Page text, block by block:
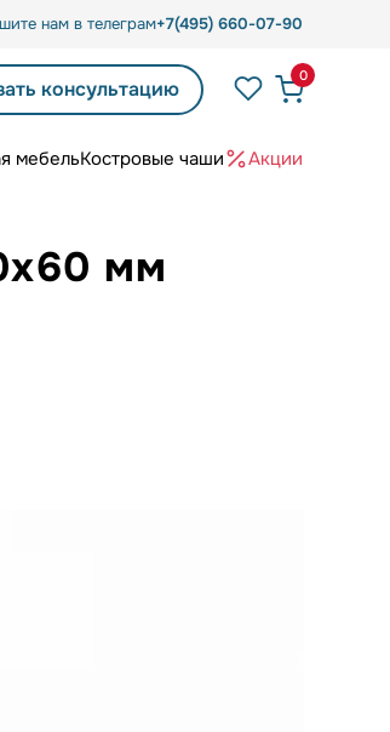
нам в телеграм+7(495) 660-07-90
консультацию
0
мебельКостровые чаши Акции
мм